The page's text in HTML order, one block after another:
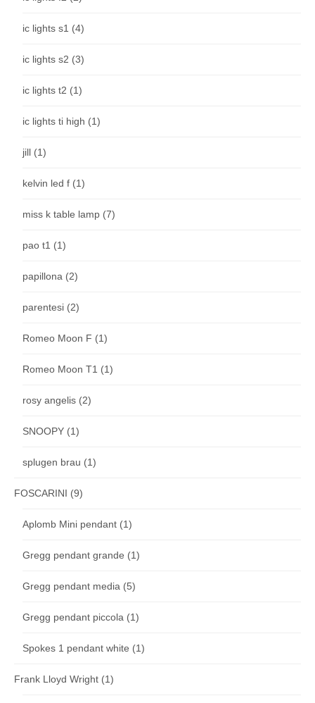
ic lights s1 (4)
ic lights s2 (3)
ic lights t2 (1)
ic lights ti high (1)
jill (1)
kelvin led f (1)
miss k table lamp (7)
pao t1 (1)
papillona (2)
parentesi (2)
Romeo Moon F (1)
Romeo Moon T1 (1)
rosy angelis (2)
SNOOPY (1)
splugen brau (1)
FOSCARINI (9)
Aplomb Mini pendant (1)
Gregg pendant grande (1)
Gregg pendant media (5)
Gregg pendant piccola (1)
Spokes 1 pendant white (1)
Frank Lloyd Wright (1)